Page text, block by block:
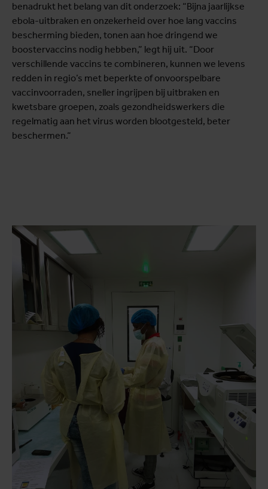
benadrukt het belang van dit onderzoek: “Bijna jaarlijkse
ebola-uitbraken en onzekerheid over hoe lang vaccins
bescherming bieden, tonen aan hoe dringend we
boostervaccins nodig hebben,” legt hij uit. “Door
verschillende vaccins te combineren, kunnen we levens
redden in regio’s met beperkte of onvoorspelbare
vaccinvoorraden, sneller ingrijpen bij uitbraken en
kwetsbare groepen, zoals gezondheidswerkers die
regelmatig aan het virus worden blootgesteld, beter
beschermen.“